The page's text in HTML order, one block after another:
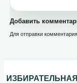
Добавить
Для отправки